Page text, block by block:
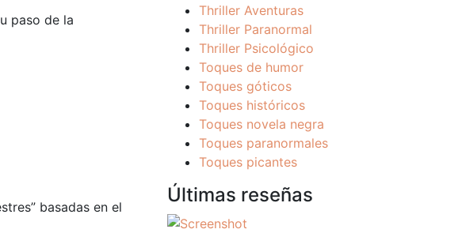
paso de la
basadas en el
Thriller Aventuras
Thriller Paranormal
Thriller Psicológico
Toques de humor
Toques góticos
Toques históricos
Toques novela negra
Toques paranormales
Toques picantes
Últimas reseñas